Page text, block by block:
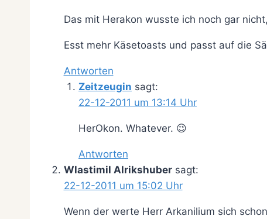
Das mit Herakon wusste ich noch gar
Esst mehr Käsetoasts und passt auf die
Antworten
Zeitzeugin sagt:
22-12-2011 um 13:14 Uhr
HerOkon. Whatever. 😉
Antworten
Wlastimil Alrikshuber sagt:
22-12-2011 um 15:02 Uhr
Wenn der werte Herr Arkanilium sich